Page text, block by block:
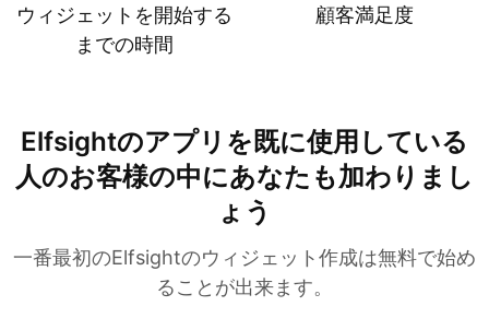
ウィジェットを開始する
までの時間
顧客満足度
Elfsightのアプリを既に使用している
人のお客様の中にあなたも加わりまし
ょう
一番最初のElfsightのウィジェット作成は無料で始め
ることが出来ます。